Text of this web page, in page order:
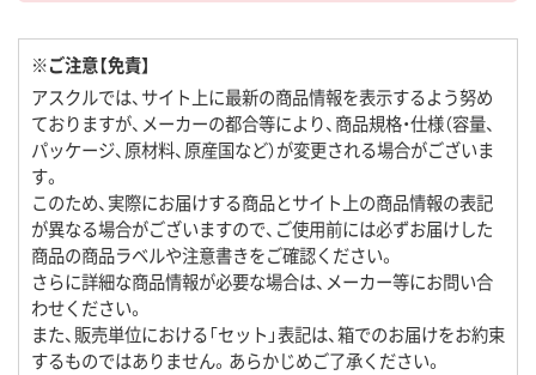
※ご注意【免責】
アスクルでは、サイト上に最新の商品情報を表示するよう努め
ておりますが、メーカーの都合等により、商品規格・仕様（容量、
パッケージ、原材料、原産国など）が変更される場合がございま
す。
このため、実際にお届けする商品とサイト上の商品情報の表記
が異なる場合がございますので、ご使用前には必ずお届けした
商品の商品ラベルや注意書きをご確認ください。
さらに詳細な商品情報が必要な場合は、メーカー等にお問い合
わせください。
また、販売単位における「セット」表記は、箱でのお届けをお約束
するものではありません。あらかじめご了承ください。